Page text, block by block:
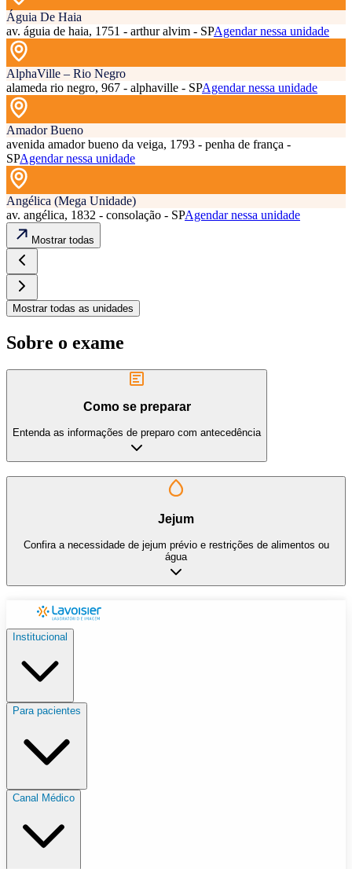
Águia De Haia
av. águia de haia, 1751 - arthur alvim - SPAgendar nessa unidade
AlphaVille – Rio Negro
alameda rio negro, 967 - alphaville - SPAgendar nessa unidade
Amador Bueno
avenida amador bueno da veiga, 1793 - penha de frança -
SPAgendar nessa unidade
Angélica (Mega Unidade)
av. angélica, 1832 - consolação - SPAgendar nessa unidade
Mostrar todas
Mostrar todas as unidades
Sobre o exame
Como se preparar
Entenda as informações de preparo com antecedência
Jejum
Confira a necessidade de jejum prévio e restrições de alimentos ou
água
Institucional
Para pacientes
Canal Médico